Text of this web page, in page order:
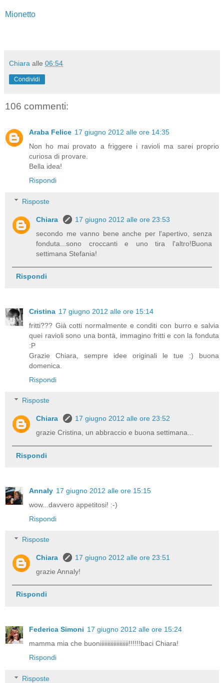
Mionetto
Chiara alle 06:54
Condividi
106 commenti:
Araba Felice 17 giugno 2012 alle ore 14:35
Non ho mai provato a friggere i ravioli ma sarei proprio
curiosa di provare.
Bella idea!
Rispondi
Risposte
Chiara
17 giugno 2012 alle ore 23:53
secondo me vanno bene anche per l'apertivo, senza
fonduta...sono croccanti e uno tira l'altro!Buona
settimana Stefania!
Rispondi
Cristina 17 giugno 2012 alle ore 15:14
fritti??? Già cotti normalmente e conditi con burro e salvia
quei ravioli sono una bontà, immagino fritti e con la fonduta
:P
Grazie Chiara, sempre idee originali le tue :) buona
domenica.
Rispondi
Risposte
Chiara
17 giugno 2012 alle ore 23:52
grazie Cristina, un abbraccio e buona settimana...
Rispondi
Annaly 17 giugno 2012 alle ore 15:15
wow...davvero appetitosi! :-)
Rispondi
Risposte
Chiara
17 giugno 2012 alle ore 23:51
grazie Annaly!
Rispondi
Federica Simoni 17 giugno 2012 alle ore 15:24
mamma mia che buoniiiiiiiiiiiiiiiiiii!!!!!!baci Chiara!
Rispondi
Risposte